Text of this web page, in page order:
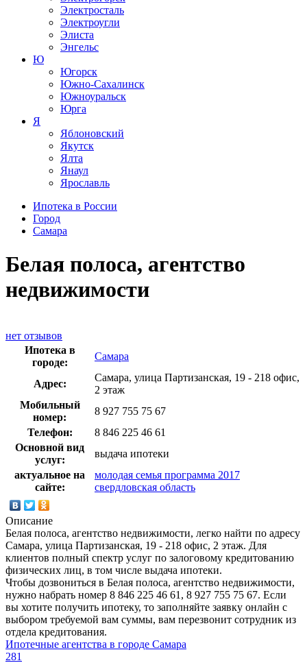
Электросталь
Электроугли
Элиста
Энгельс
Ю
Югорск
Южно-Сахалинск
Южноуральск
Юрга
Я
Яблоновский
Якутск
Ялта
Янаул
Ярославль
Ипотека в России
Город
Самара
Белая полоса, агентство
недвижимости
нет отзывов
Ипотека в
городе:
Самара
Адрес:
Самара, улица Партизанская, 19 - 218 офис,
2 этаж
Мобильный
номер:
8 927 755 75 67
Телефон:
8 846 225 46 61
Основной вид
услуг:
выдача ипотеки
актуальное на
сайте:
молодая семья программа 2017
свердловская область
Описание
Белая полоса, агентство недвижимости, легко найти по адресу
Самара, улица Партизанская, 19 - 218 офис, 2 этаж. Для
клиентов полный спектр услуг по залоговому кредитованию
физических лиц, в том числе выдача ипотеки.
Чтобы дозвониться в Белая полоса, агентство недвижимости,
нужно набрать номер 8 846 225 46 61, 8 927 755 75 67. Если
вы хотите получить ипотеку, то заполняйте заявку онлайн с
выбором требуемой вам суммы, вам перезвонит сотрудник из
отдела кредитования.
Ипотечные агентства в городе Самара
281